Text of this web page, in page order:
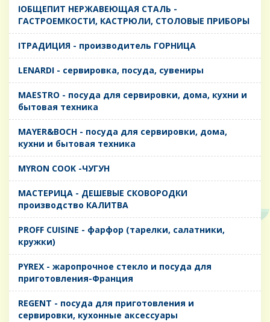
IОБЩЕПИТ НЕРЖАВЕЮЩАЯ СТАЛЬ -
ГАСТРОЕМКОСТИ, КАСТРЮЛИ, СТОЛОВЫЕ ПРИБОРЫ
IТРАДИЦИЯ - производитель ГОРНИЦА
LENARDI - сервировка, посуда, сувениры
MAESTRO - посуда для сервировки, дома, кухни и
бытовая техника
MAYER&BOCH - посуда для сервировки, дома,
кухни и бытовая техника
MYRON COOK -ЧУГУН
MАСТЕРИЦА - ДЕШЕВЫЕ СКОВОРОДКИ
производство КАЛИТВА
PROFF CUISINE - фарфор (тарелки, салатники,
кружки)
PYREX - жаропрочное стекло и посуда для
приготовления-Франция
REGENT - посуда для приготовления и
сервировки, кухонные аксессуары